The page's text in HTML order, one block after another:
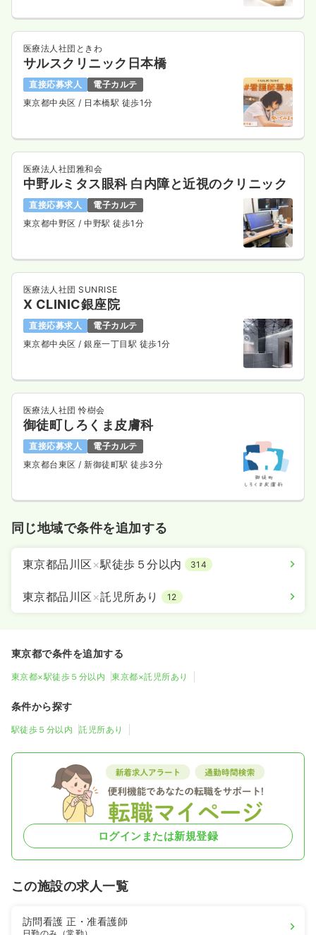
医療法人社団ときわ
サルスクリニック日本橋
直接応募求人
電子カルテ
東京都中央区/ 日本橋駅 徒歩1分
医療法人社団雅和会
中野ルミタス眼科 白内障と近視のクリニック
直接応募求人
電子カルテ
東京都中野区/ 中野駅 徒歩1分
医療法人社団 SUNRISE
X CLINIC銀座院
直接応募求人
電子カルテ
東京都中央区/ 銀座一丁目駅 徒歩1分
医療法人社団 怜樹会
御徒町しろくま皮膚科
直接応募求人
電子カルテ
東京都台東区/ 新御徒町駅 徒歩3分
同じ地域で条件を追加する
東京都品川区 ×駅徒歩５分以内 314
東京都品川区 ×託児所あり 12
東京都で条件を追加する
東京都×駅徒歩５分以内 東京都×託児所あり
条件から探す
駅徒歩５分以内 託児所あり
ログインまたは新規登録
この施設の求人一覧
訪問看護正・准看護師